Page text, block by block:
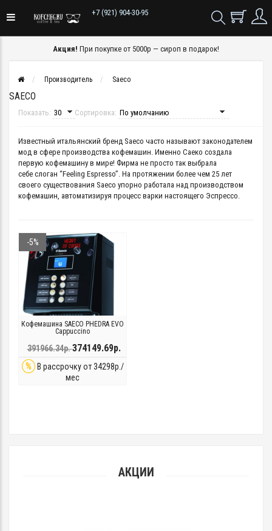
+7 (921) 904-30-95
Акция! При покупке от 5000р — сироп в подарок!
Производитель Saeco
SAECO
Показать: Сортировка:
Известный итальянский бренд Saeco часто называют законодателем
мод в сфере производства кофемашин. Именно Саеко создала
первую кофемашину в мире! Фирма не просто так выбрала
себе слоган “Feeling Espresso”. На протяжении более чем 25 лет
своего существования Saeco упорно работала над производством
кофемашин, автоматизируя процесс варки настоящего Эспрессо.
-5%
Кофемашина SAECO PHEDRA EVO
Cappuccino
391966.34р.374149.69р.
% В рассрочку от 34298р./
мес
АКЦИИ